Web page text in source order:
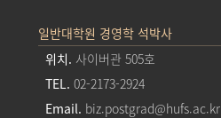
일반대학원 경영학 석박사
위치. 사이버관 505호
TEL. 02-2173-2924
Email. biz.postgrad@hufs.ac.kr